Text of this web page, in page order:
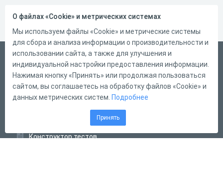
Український
Справка
Форма обратной связи
Конструктор тестов
О файлах «Cookie» и метрических системах
Мы используем файлы «Cookie» и метрические системы
для сбора и анализа информации о производительности и
использовании сайта, а также для улучшения и
индивидуальной настройки предоставления информации.
Нажимая кнопку «Принять» или продолжая пользоваться
сайтом, вы соглашаетесь на обработку файлов «Cookie» и
данных метрических систем. Подробнее
Принять